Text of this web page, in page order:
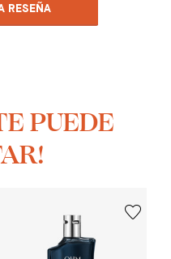
RESEÑA
PUEDE